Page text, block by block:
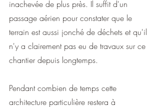
inachevée de plus près. Il suffit d'un
passage aérien pour constater que le
terrain est aussi jonché de déchets et qu'il
n'y a clairement pas eu de travaux sur ce
chantier depuis longtemps.
Pendant combien de temps cette
architecture particulière restera à